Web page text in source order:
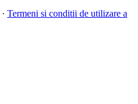
· Termeni si conditii de utilizare a